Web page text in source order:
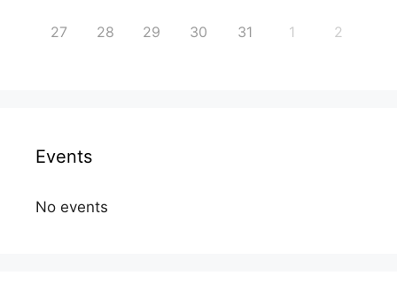
27 28 29 30 31 1 2
Events
No events